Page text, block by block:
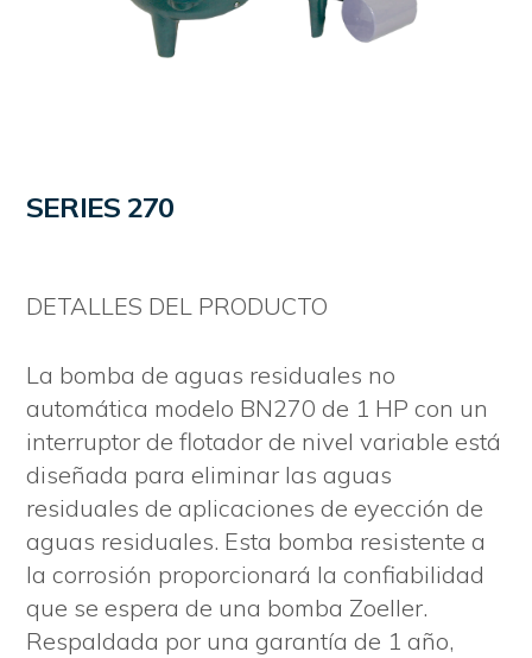
SERIES 270
DETALLES DEL PRODUCTO
La bomba de aguas residuales no
automática modelo BN270 de 1 HP con un
interruptor de flotador de nivel variable está
diseñada para eliminar las aguas
residuales de aplicaciones de eyección de
aguas residuales. Esta bomba resistente a
la corrosión proporcionará la confiabilidad
que se espera de una bomba Zoeller.
Respaldada por una garantía de 1 año,